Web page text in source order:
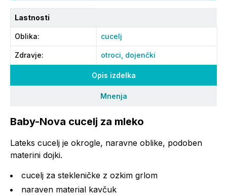
Opis izdelka
Mnenja
Baby-Nova cucelj za mleko
Lateks cucelj je okrogle, naravne oblike, podoben
materini dojki.
cucelj za stekleničke z ozkim grlom
naraven material kavčuk
Lastnosti
Oblika: cucelj
Zdravje: otroci, dojenčki